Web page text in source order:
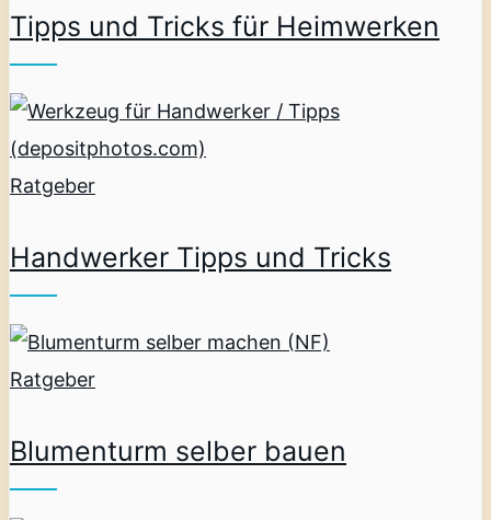
Tipps und Tricks für Heimwerken
Ratgeber
Handwerker Tipps und Tricks
Ratgeber
Blumenturm selber bauen